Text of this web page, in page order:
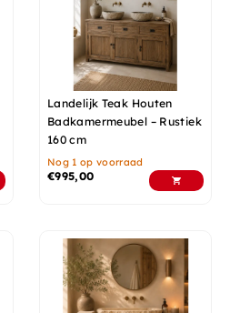
Landelijk Teak Houten
Badkamermeubel – Rustiek
160 cm
Nog 1 op voorraad
€995,00